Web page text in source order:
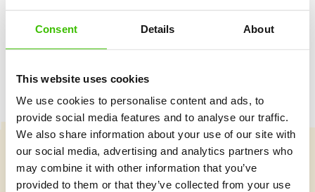
Consent Details About
This website uses cookies
We use cookies to personalise content and ads, to
provide social media features and to analyse our traffic.
We also share information about your use of our site with
our social media, advertising and analytics partners who
may combine it with other information that you’ve
provided to them or that they’ve collected from your use
Vybrat kurz